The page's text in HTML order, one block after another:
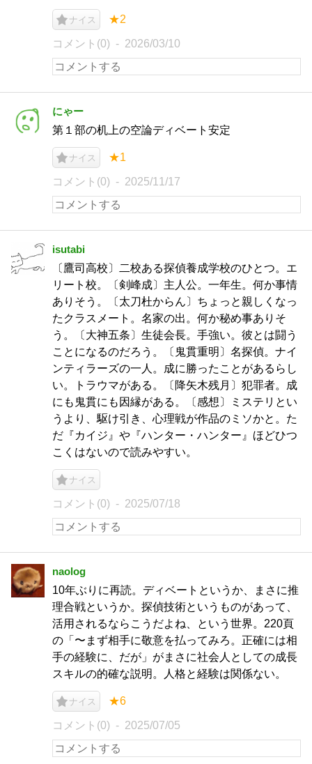
ナイス ★2
コメント(0) 2026/03/10
にゃー
第１部の机上の空論ディベート安定
ナイス ★1
コメント(0) 2025/11/17
isutabi
〔鷹司高校〕二校ある探偵養成学校のひとつ。エ
リート校。〔剣峰成〕主人公。一年生。何か事情
ありそう。〔太刀杜からん〕ちょっと親しくなっ
たクラスメート。名家の出。何か秘め事ありそ
う。〔大神五条〕生徒会長。手強い。彼とは闘う
ことになるのだろう。〔鬼貫重明〕名探偵。ナイ
ンティラーズの一人。成に勝ったことがあるらし
い。トラウマがある。〔降矢木残月〕犯罪者。成
にも鬼貫にも因縁がある。〔感想〕ミステリとい
うより、駆け引き、心理戦が作品のミソかと。た
だ『カイジ』や『ハンター・ハンター』ほどひつ
こくはないので読みやすい。
ナイス
コメント(0) 2025/07/18
naolog
10年ぶりに再読。ディベートというか、まさに推
理合戦というか。探偵技術というものがあって、
活用されるならこうだよね、という世界。220頁
の「〜まず相手に敬意を払ってみろ。正確には相
手の経験に、だが」がまさに社会人としての成長
スキルの的確な説明。人格と経験は関係ない。
ナイス ★6
コメント(0) 2025/07/05